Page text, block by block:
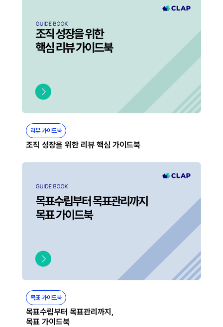
리뷰 가이드북
조직 성장을 위한 리뷰 핵심 가이드북
목표 가이드북
목표수립부터 목표관리까지,
목표 가이드북